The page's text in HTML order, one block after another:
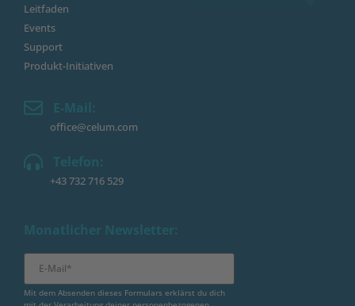
Leitfaden
Events
Support
Produkt-Initiativen
E-Mail:
office@celum.com
Telefon:
+43 732 716 529
Monatlicher Newsletter:
Mit dem Absenden dieses Formulars erklärst du dich